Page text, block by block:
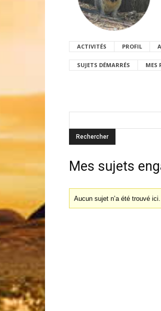
ACTIVITÉS PROFIL
SUJETS DÉMARRÉS MES
Mes sujets
Aucun sujet n’a été trouvé ici.